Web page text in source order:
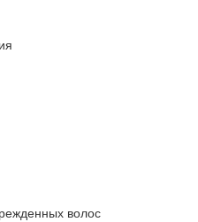
волос